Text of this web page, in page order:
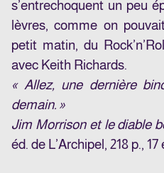
s’entrechoquent un peu
lèvres, comme on
petit matin, du
avec Keith Richards.
« Allez, une dernière
demain. »
Jim Morrison et le diable
éd. de L’Archipel, 218 p.,